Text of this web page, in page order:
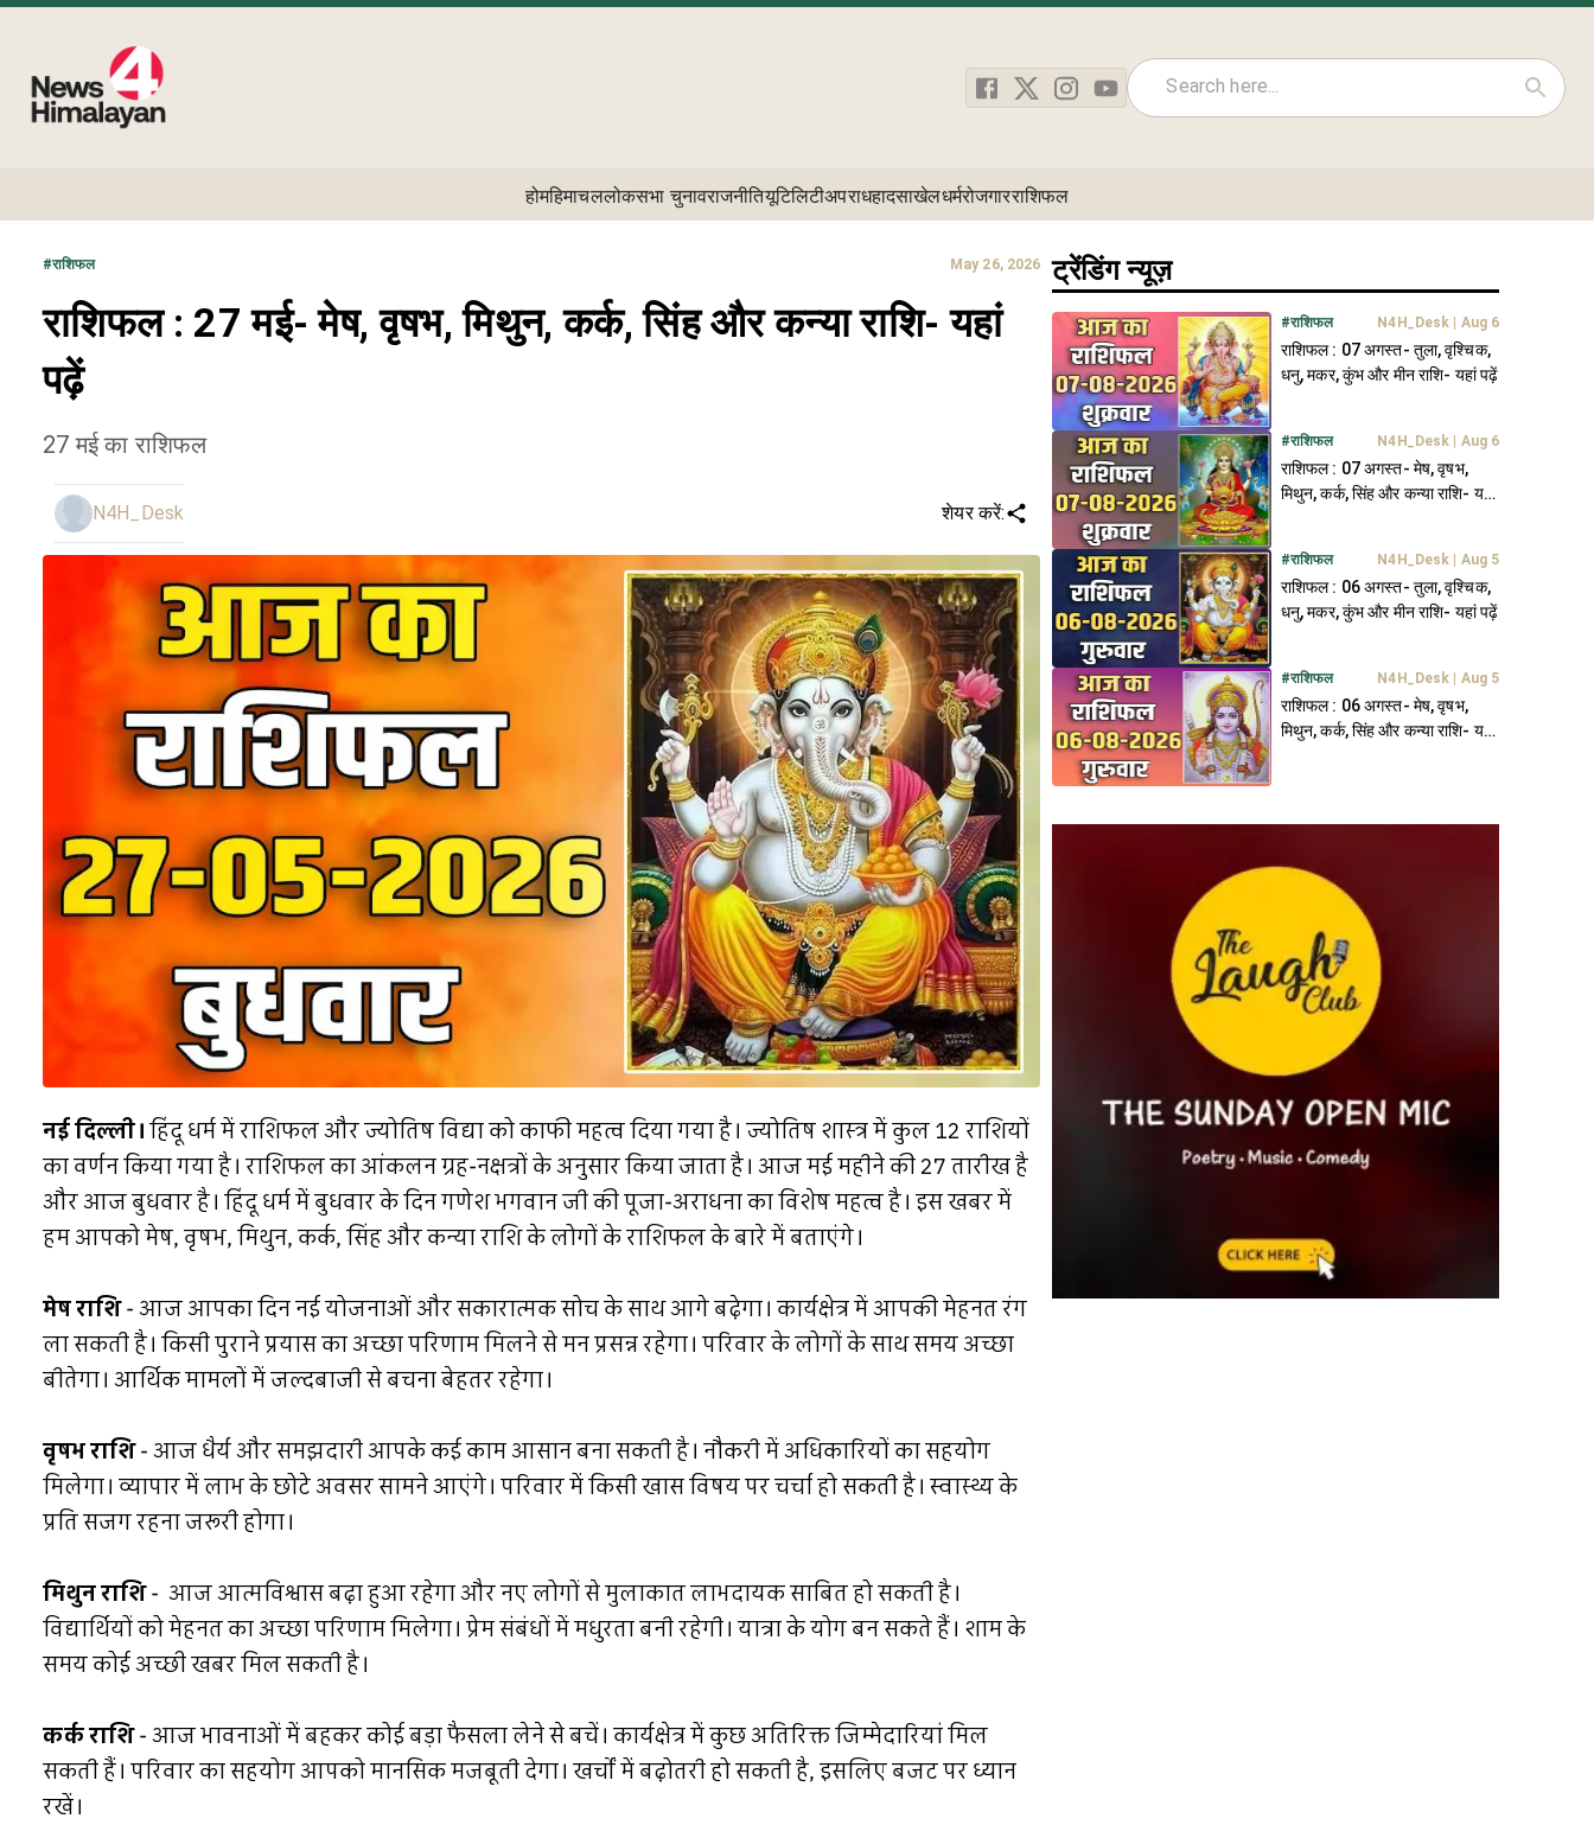
होमहिमाचललोकसभा चुनावराजनीतियूटिलिटीअपराधहादसाखेलधर्मरोजगारराशिफल
#राशिफल May 26, 2026
राशिफल : 27 मई- मेष, वृषभ, मिथुन, कर्क, सिंह और कन्या राशि- यहां
पढ़ें
27 मई का राशिफल
N4H_Desk शेयर करें:
नई दिल्ली।हिंदू धर्म में राशिफल और ज्योतिष विद्या को काफी महत्व दिया गया है। ज्योतिष शास्त्र में कुल 12 राशियों
का वर्णन किया गया है। राशिफल का आंकलन ग्रह-नक्षत्रों के अनुसार किया जाता है। आज मई महीने की 27 तारीख है
और आज बुधवार है। हिंदू धर्म में बुधवार के दिन गणेश भगवान जी की पूजा-अराधना का विशेष महत्व है। इस खबर में
हम आपको मेष, वृषभ, मिथुन, कर्क, सिंह और कन्या राशि के लोगों के राशिफल के बारे में बताएंगे।
मेष राशि- आज आपका दिन नई योजनाओं और सकारात्मक सोच के साथ आगे बढ़ेगा। कार्यक्षेत्र में आपकी मेहनत रंग
ला सकती है। किसी पुराने प्रयास का अच्छा परिणाम मिलने से मन प्रसन्न रहेगा। परिवार के लोगों के साथ समय अच्छा
बीतेगा। आर्थिक मामलों में जल्दबाजी से बचना बेहतर रहेगा।
वृषभ राशि- आज धैर्य और समझदारी आपके कई काम आसान बना सकती है। नौकरी में अधिकारियों का सहयोग
मिलेगा। व्यापार में लाभ के छोटे अवसर सामने आएंगे। परिवार में किसी खास विषय पर चर्चा हो सकती है। स्वास्थ्य के
प्रति सजग रहना जरूरी होगा।
मिथुन राशि- आज आत्मविश्वास बढ़ा हुआ रहेगा और नए लोगों से मुलाकात लाभदायक साबित हो सकती है।
विद्यार्थियों को मेहनत का अच्छा परिणाम मिलेगा। प्रेम संबंधों में मधुरता बनी रहेगी। यात्रा के योग बन सकते हैं। शाम के
समय कोई अच्छी खबर मिल सकती है।
कर्क राशि- आज भावनाओं में बहकर कोई बड़ा फैसला लेने से बचें। कार्यक्षेत्र में कुछ अतिरिक्त जिम्मेदारियां मिल
सकती हैं। परिवार का सहयोग आपको मानसिक मजबूती देगा। खर्चों में बढ़ोतरी हो सकती है, इसलिए बजट पर ध्यान
रखें।
ट्रेंडिंग न्यूज़
#राशिफल N4H_Desk Aug 6
राशिफल : 07 अगस्त- तुला, वृश्चिक,
धनु, मकर, कुंभ और मीन राशि- यहां पढ़ें
#राशिफल N4H_Desk Aug 6
राशिफल : 07 अगस्त- मेष, वृषभ,
मिथुन, कर्क, सिंह और कन्या राशि- यहां
#राशिफल N4H_Desk Aug 5
राशिफल : 06 अगस्त- तुला, वृश्चिक,
धनु, मकर, कुंभ और मीन राशि- यहां पढ़ें
#राशिफल N4H_Desk Aug 5
राशिफल : 06 अगस्त- मेष, वृषभ,
मिथुन, कर्क, सिंह और कन्या राशि- यहां